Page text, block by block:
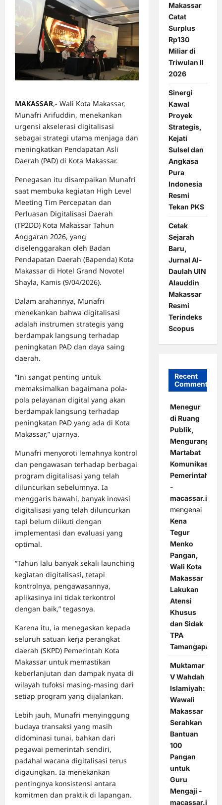
MAKASSAR,- Wali Kota Makassar,
Munafri Arifuddin, menekankan
urgensi akselerasi digitalisasi
sebagai strategi utama menjaga dan
meningkatkan Pendapatan Asli
Daerah (PAD) di Kota Makassar.
Penegasan itu disampaikan Munafri
saat membuka kegiatan High Level
Meeting Tim Percepatan dan
Perluasan Digitalisasi Daerah
(TP2DD) Kota Makassar Tahun
Anggaran 2026, yang
diselenggarakan oleh Badan
Pendapatan Daerah (Bapenda) Kota
Makassar di Hotel Grand Novotel
Shayla, Kamis (9/04/2026).
Dalam arahannya, Munafri
menekankan bahwa digitalisasi
adalah instrumen strategis yang
berdampak langsung terhadap
peningkatan PAD dan daya saing
daerah.
“Ini sangat penting untuk
memaksimalkan bagaimana pola-
pola pelayanan digital yang akan
berdampak langsung terhadap
peningkatan PAD yang ada di Kota
Makassar,” ujarnya.
Munafri menyoroti lemahnya kontrol
dan pengawasan terhadap berbagai
program digitalisasi yang telah
diluncurkan sebelumnya. Ia
menggaris bawahi, banyak inovasi
digitalisasi yang telah diluncurkan
tapi belum diikuti dengan
implementasi dan evaluasi yang
optimal.
“Tahun lalu banyak sekali launching
kegiatan digitalisasi, tetapi
kontrolnya, pengawasannya,
aplikasinya ini tidak terkontrol
dengan baik,” tegasnya.
Karena itu, ia menegaskan kepada
seluruh satuan kerja perangkat
daerah (SKPD) Pemerintah Kota
Makassar untuk memastikan
keberlanjutan dan dampak nyata di
wilayah tufoksi masing-masing dari
setiap program yang dijalankan.
Lebih jauh, Munafri menyinggung
budaya transaksi yang masih
didominasi tunai, bahkan dari
pegawai pemerintah sendiri,
padahal wacana digitalisasi terus
digaungkan. Ia menekankan
pentingnya konsistensi antara
komitmen dan praktik di lapangan.
Makassar
Catat
Surplus
Rp130
Miliar di
Triwulan II
2026
Sinergi
Kawal
Proyek
Strategis,
Kejati
Sulsel dan
Angkasa
Pura
Indonesia
Resmi
Tekan PKS
Cetak
Sejarah
Baru,
Jurnal Al-
Daulah UIN
Alauddin
Makassar
Resmi
Terindeks
Scopus
Recent
Comments
Menegur
di Ruang
Publik,
Mengurangi
Martabat
Komunikasi
Pemerintahan
-
macassar.id
mengenai
Kena
Tegur
Menko
Pangan,
Wali Kota
Makassar
Lakukan
Atensi
Khusus
dan Sidak
TPA
Tamangapa
Muktamar
V Wahdah
Islamiyah:
Wawali
Makassar
Serahkan
Bantuan
100
Pangan
untuk
Guru
Mengaji -
macassar.id